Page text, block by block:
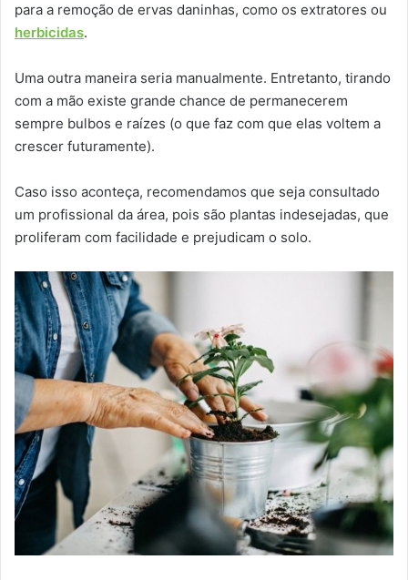
para a remoção de ervas daninhas, como os extratores ou
herbicidas.
Uma outra maneira seria manualmente. Entretanto, tirando
com a mão existe grande chance de permanecerem
sempre bulbos e raízes (o que faz com que elas voltem a
crescer futuramente).
Caso isso aconteça, recomendamos que seja consultado
um profissional da área, pois são plantas indesejadas, que
proliferam com facilidade e prejudicam o solo.